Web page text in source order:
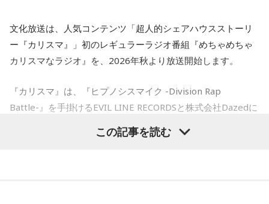
務員の魅力」について復習。2人が特に注目した点をピックア
ップして発表します。まず、杉浦は府省横断チームのブラン
ドメッセージでもある“国のミライをつくる、唯一無二の挑戦
がある”をスケッチブックに書きました。一方、松井はそのサ
「国民」 日本まるごと、自分ごと”とスケッチブックに書きま
した。そして、改めて杉浦は「国家公務員の仕事について詳
をご覧ください」と呼びかけました。
感じで。カツ丼の二杯でも食べて。
奥迫：カツ丼（笑）！ 良いですね！
江原：あんみつも付けちゃって。お酒を飲めるならビールも
カッとお腹に流し込んで、「ごちそうさん！」とか言って
ね、蕎麦屋さんで（笑）。それで良いと思う。
奥迫：良いですね。すっきりします！
を向けば良いか、そして、このまま暗い雰囲気のまま仕事を
すべきか、悩んでいます。アドバイスをいただきたいです。
＜江原からの回答＞
――あまりにも身勝手な男性の振る舞いに、番組パートナー
の奥迫は「そういう方と結婚しなくて良かったんじゃないか
場になっても、どちらにも不誠実な方です。今後もこういう
文化放送は、人気コンテンツ「超人的シェアハウスストーリ
ー『カリスマ』」初のレギュラーラジオ番組『めちゃめちゃ
カリスマなラジオ』を、2026年秋より放送開始します。
『カリスマ』は、『ヒプノシスマイク -Division Rap
Battle-』を手掛けるEVIL LINE RECORDSと株式会社Dazedに
よるキャラクターコンテンツ。YouTubeドラマを中心に、音
楽、ライブ、イベントなど様々な展開を続け、2027年1月に
この記事を読む